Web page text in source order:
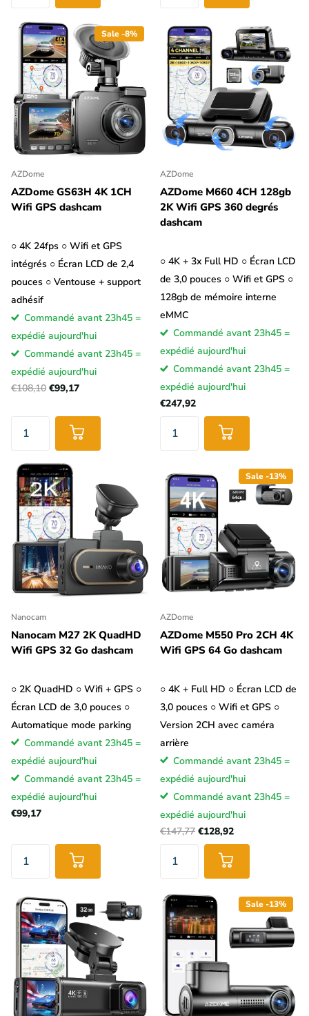
Sale -8%
AZDome
AZDome GS63H 4K 1CH
Wifi GPS dashcam
○ 4K 24fps ○ Wifi et GPS
intégrés ○ Écran LCD de 2,4
pouces ○ Ventouse + support
adhésif
Commandé avant 23h45 =
expédié aujourd'hui
Commandé avant 23h45 =
expédié aujourd'hui
€108,10 €99,17
AZDome
AZDome M660 4CH 128gb
2K Wifi GPS 360 degrés
dashcam
○ 4K + 3x Full HD ○ Écran LCD
de 3,0 pouces ○ Wifi et GPS ○
128gb de mémoire interne
eMMC
Commandé avant 23h45 =
expédié aujourd'hui
Commandé avant 23h45 =
expédié aujourd'hui
€247,92
Nanocam
Nanocam M27 2K QuadHD
Wifi GPS 32 Go dashcam
○ 2K QuadHD ○ Wifi + GPS ○
Écran LCD de 3,0 pouces ○
Automatique mode parking
Commandé avant 23h45 =
expédié aujourd'hui
Commandé avant 23h45 =
expédié aujourd'hui
€99,17
Sale -13%
AZDome
AZDome M550 Pro 2CH 4K
Wifi GPS 64 Go dashcam
○ 4K + Full HD ○ Écran LCD de
3,0 pouces ○ Wifi et GPS ○
Version 2CH avec caméra
arrière
Commandé avant 23h45 =
expédié aujourd'hui
Commandé avant 23h45 =
expédié aujourd'hui
€147,77 €128,92
Sale -13%